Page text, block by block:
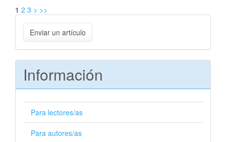
1 2 3 > >>
Enviar
un
artículo
Enviar un artículo
Información
Para lectores/as
Para autores/as